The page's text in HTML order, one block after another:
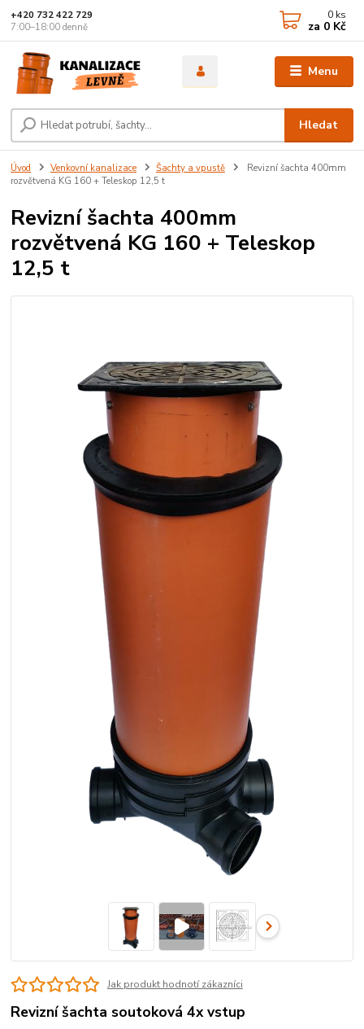
Menu
Hledat
+420 732 422 729
7:00–18:00 denně
0 ks
za 0 Kč
Úvod Venkovní kanalizace Šachty a vpustě
Revizní šachta 400mm
rozvětvená KG 160 + Teleskop 12,5 t
Revizní šachta 400mm
rozvětvená KG 160 + Teleskop
12,5 t
Jak produkt hodnotí zákazníci
Revizní šachta soutoková 4x vstup